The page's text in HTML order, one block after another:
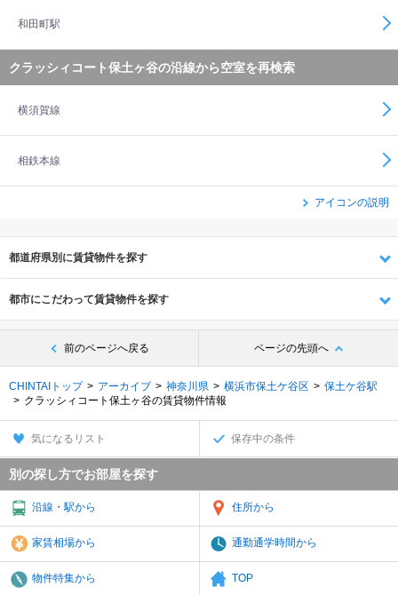
和田町駅
クラッシィコート保土ヶ谷の沿線から空室を再検索
横須賀線
相鉄本線
アイコンの説明
都道府県別に賃貸物件を探す
都市にこだわって賃貸物件を探す
前のページへ戻る ページの先頭へ
CHINTAIトップ アーカイブ 神奈川県 横浜市保土ケ谷区
保土ケ谷駅
クラッシィコート保土ヶ谷の賃貸物件情報
気になるリスト 保存中の条件
別の探し方でお部屋を探す
沿線・駅から 住所から
家賃相場から 通勤通学時間から
物件特集から TOP